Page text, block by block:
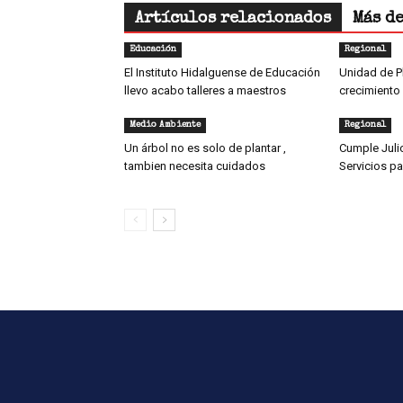
Artículos relacionados Más
Educación
El Instituto Hidalguense de Educación
llevo acabo talleres a maestros
Regional
Unidad de
Medio Ambiente
Un árbol no es solo de plantar ,
tambien necesita cuidados
Regional
Cumple
Servicios